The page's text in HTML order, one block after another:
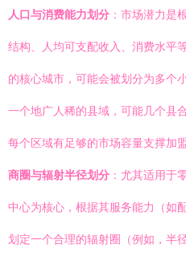
人口与消费能力划分 ：市场潜力是
结构、人均可支配收入、消费水平
的核心城市，可能会被划分为多个
一个地广人稀的县域，可能几个县
每个区域有足够的市场容量支撑加
商圈与辐射半径划分 ：尤其适用于
中心为核心，根据其服务能力（如
划定一个合理的辐射圈（例如，半